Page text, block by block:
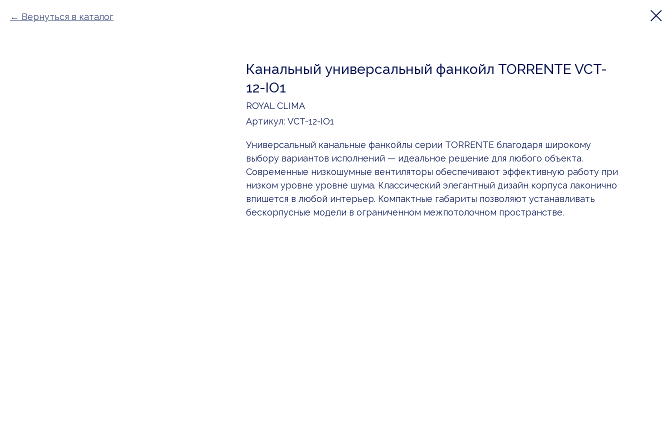
Вернуться в каталог
Канальный универсальный фанкойл TORRENTE VCT-
12-IO1
ROYAL CLIMA
Артикул: VCT-12-IO1
Универсальный канальные фанкойлы серии TORRENTE благодаря широкому
выбору вариантов исполнений — идеальное решение для любого объекта.
Современные низкошумные вентиляторы обеспечивают эффективную работу при
низком уровне уровне шума. Классический элегантный дизайн корпуса лаконично
впишется в любой интерьер. Компактные габариты позволяют устанавливать
бескорпусные модели в ограниченном межпотолочном пространстве.